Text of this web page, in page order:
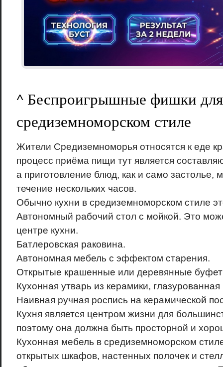
^ Беспроигрышные фишки
средиземноморском стиле
Жители Средиземноморья относятся к еде
процесс приёма пищи тут является
а приготовление блюд, как и само застолье,
течение нескольких часов.
Обычно кухни в средиземноморском стиле
Автономный рабочий стол с мойкой. Это
центре кухни.
Батлеровская раковина.
Автономная мебель с эффектом старения.
Открытые крашенные или деревянные
Кухонная утварь из керамики, глазурованная
Наивная ручная роспись на керамической
Кухня является центром жизни для
поэтому она должна быть просторной и
Кухонная мебель в средиземноморском
открытых шкафов, настенных полочек и